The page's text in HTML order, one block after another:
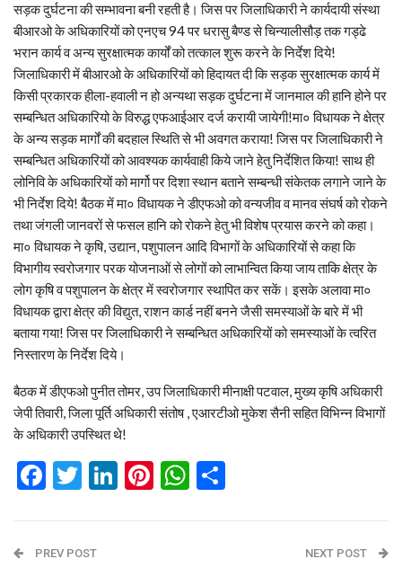
सड़क दुर्घटना की सम्भावना बनी रहती है। जिस पर जिलाधिकारी ने कार्यदायी संस्था
बीआरओ के अधिकारियों को एनएच 94 पर धरासु बैण्ड से चिन्यालीसौड़ तक गड्ढे
भरान कार्य व अन्य सुरक्षात्मक कार्यों को तत्काल शुरू करने के निर्देश दिये!
जिलाधिकारी में बीआरओ के अधिकारियों को हिदायत दी कि सड़क सुरक्षात्मक कार्य में
किसी प्रकारक हीला-हवाली न हो अन्यथा सड़क दुर्घटना में जानमाल की हानि होने पर
सम्बन्धित अधिकारियो के विरुद्ध एफआईआर दर्ज करायी जायेगी!मा० विधायक ने क्षेत्र
के अन्य सड़क मार्गों की बदहाल स्थिति से भी अवगत कराया! जिस पर जिलाधिकारी ने
सम्बन्धित अधिकारियों को आवश्यक कार्यवाही किये जाने हेतु निर्देशित किया! साथ ही
लोनिवि के अधिकारियों को मार्गो पर दिशा स्थान बताने सम्बन्धी संकेतक लगाने जाने के
भी निर्देश दिये! बैठक में मा० विधायक ने डीएफओ को वन्यजीव व मानव संघर्ष को रोकने
तथा जंगली जानवरों से फसल हानि को रोकने हेतु भी विशेष प्रयास करने को कहा।
मा० विधायक ने कृषि, उद्यान, पशुपालन आदि विभागों के अधिकारियों से कहा कि
विभागीय स्वरोजगार परक योजनाओं से लोगों को लाभान्वित किया जाय ताकि क्षेत्र के
लोग कृषि व पशुपालन के क्षेत्र में स्वरोजगार स्थापित कर सकें। इसके अलावा मा०
विधायक द्वारा क्षेत्र की विद्युत, राशन कार्ड नहीं बनने जैसी समस्याओं के बारे में भी
बताया गया! जिस पर जिलाधिकारी ने सम्बन्धित अधिकारियों को समस्याओं के त्वरित
निस्तारण के निर्देश दिये।
बैठक में डीएफओ पुनीत तोमर, उप जिलाधिकारी मीनाक्षी पटवाल, मुख्य कृषि अधिकारी
जेपी तिवारी, जिला पूर्ति अधिकारी संतोष , एआरटीओ मुकेश सैनी सहित विभिन्न विभागों
के अधिकारी उपस्थित थे!
Facebook
Twitter
LinkedIn
Pinterest
WhatsApp
PREV POST NEXT POST